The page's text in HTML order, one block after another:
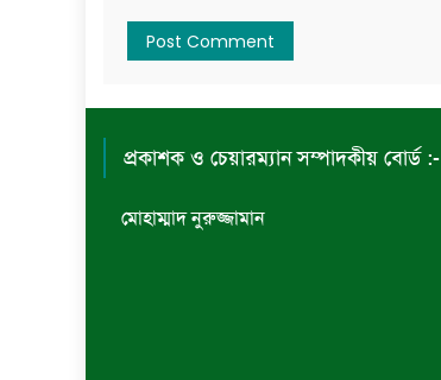
প্রকাশক ও চেয়ারম্যান সম্পাদকীয় বোর্ড :-
মোহাম্মাদ নুরুজ্জামান